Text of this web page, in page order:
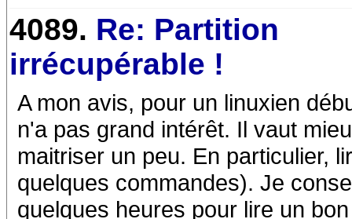
4089. Re: Partition
irrécupérable !
A mon avis, pour un linuxien
n'a pas grand intérêt. Il vaut
maitriser un peu. En particulier,
quelques commandes). Je
quelques heures pour lire un